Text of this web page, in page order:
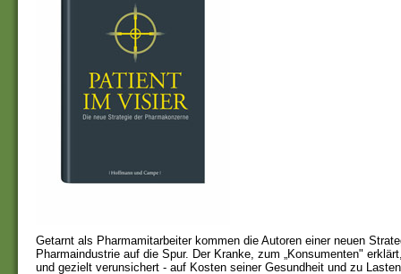
Getarnt als Pharmamitarbeiter kommen die Autoren einer neuen
Pharmaindustrie auf die Spur. Der Kranke, zum „Konsumenten"
und gezielt verunsichert - auf Kosten seiner Gesundheit und zu